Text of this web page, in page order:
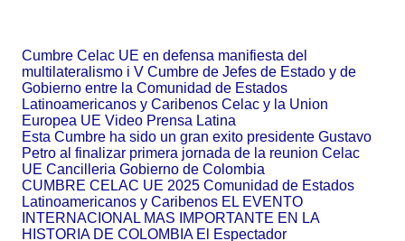
Cumbre Celac UE en defensa manifiesta del
multilateralismo i V Cumbre de Jefes de Estado y de
Gobierno entre la Comunidad de Estados
Latinoamericanos y Caribenos Celac y la Union
Europea UE Video Prensa Latina
Esta Cumbre ha sido un gran exito presidente Gustavo
Petro al finalizar primera jornada de la reunion Celac
UE Cancilleria Gobierno de Colombia
CUMBRE CELAC UE 2025 Comunidad de Estados
Latinoamericanos y Caribenos EL EVENTO
INTERNACIONAL MAS IMPORTANTE EN LA
HISTORIA DE COLOMBIA El Espectador